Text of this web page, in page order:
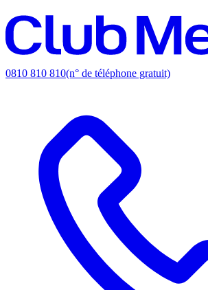
0810 810 810(n° de téléphone gratuit)